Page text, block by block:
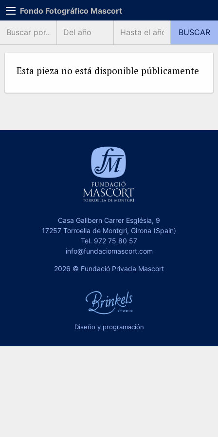
Fondo Fotográfico Mascort
Esta pieza no está disponible públicamente
Casa Galibern Carrer Església, 9
17257 Torroella de Montgrí, Girona (Spain)
Tel. 972 75 80 57
info@fundaciomascort.com
2026 © Fundació Privada Mascort
Diseño y programación